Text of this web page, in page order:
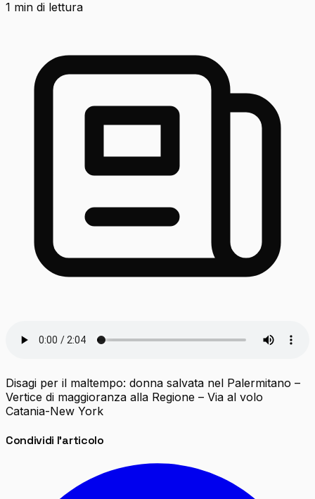
1 min di lettura
Disagi per il maltempo: donna salvata nel Palermitano –
Vertice di maggioranza alla Regione – Via al volo
Catania-New York
Condividi l'articolo